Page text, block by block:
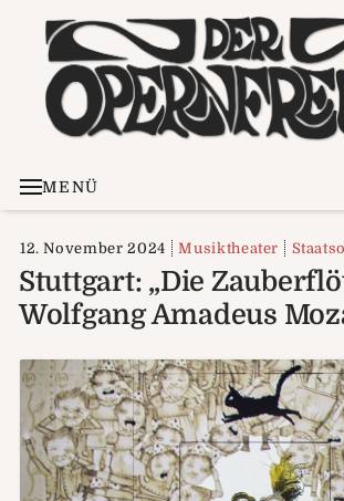
MENÜ
12. November 2024 Musiktheater
Stuttgart: „Die
Wolfgang Amadeus